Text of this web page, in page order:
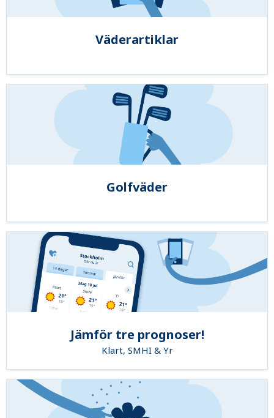
Väderartiklar
Golfväder
Jämför tre prognoser!
Klart, SMHI & Yr